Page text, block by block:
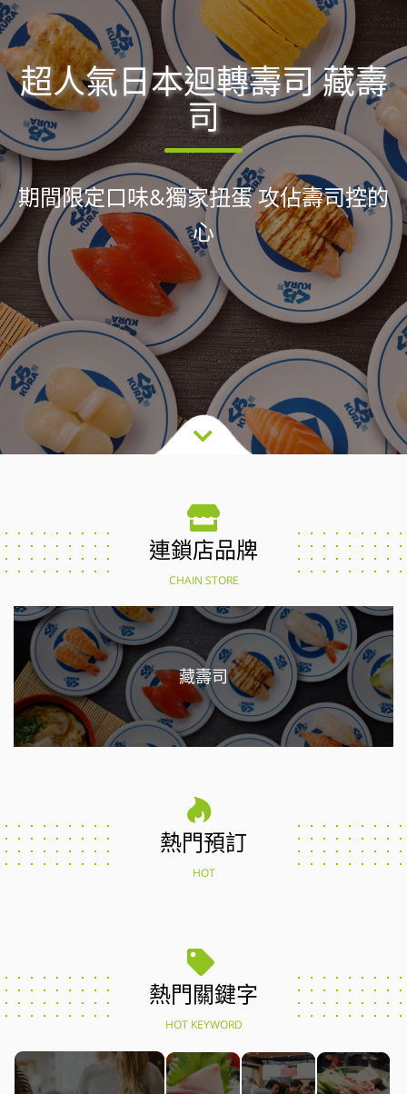
超人氣日本迴轉壽司 藏壽
司
期間限定口味&獨家扭蛋 攻佔壽司控的
心
連鎖店品牌
CHAIN STORE
藏壽司
熱門預訂
HOT
熱門關鍵字
HOT KEYWORD